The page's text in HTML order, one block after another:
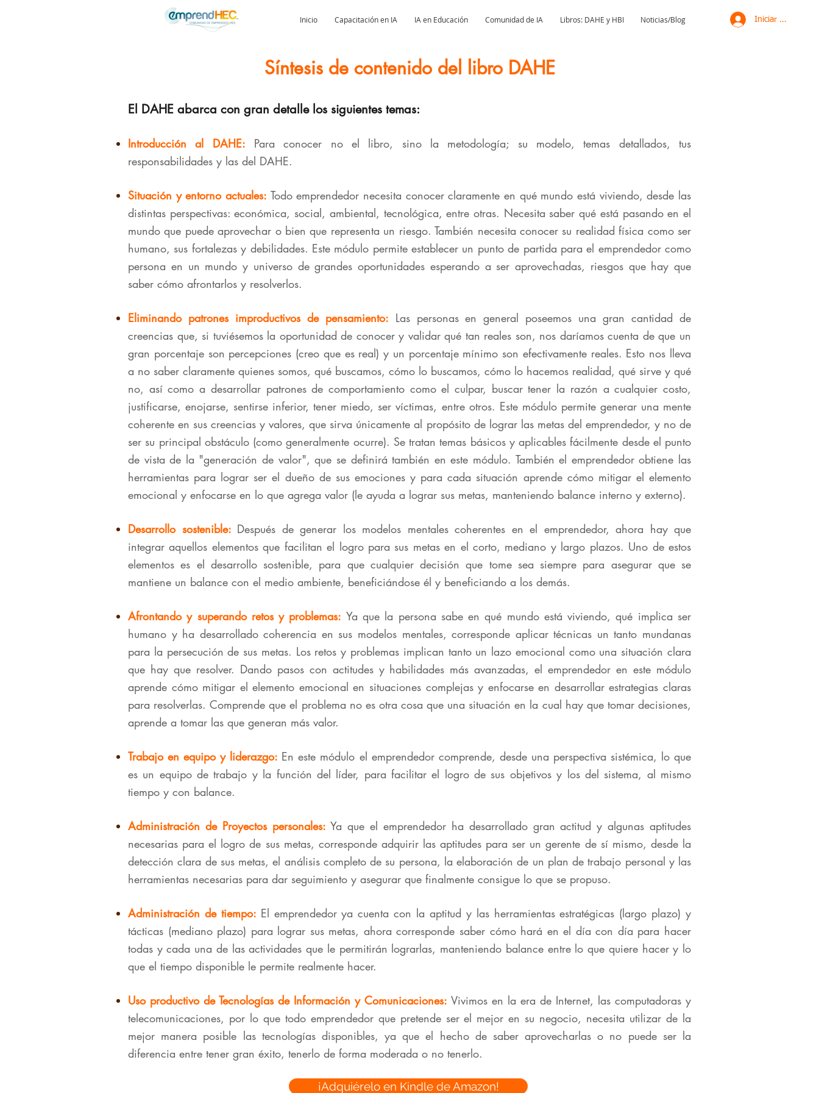
Inicio Capacitación en IA IA en Educación Comunidad de IA Libros: DAHE y HBI Noticias/Blog Iniciar sesión
Síntesis de contenido del libro DAHE
El DAHE abarca con gran detalle los siguientes temas:
Introducción al DAHE: Para conocer no el libro, sino la metodología; su modelo, temas detallados, tus
responsabilidades y las del DAHE.
Situación y entorno actuales: Todo emprendedor necesita conocer claramente en qué mundo está viviendo, desde las
distintas perspectivas: económica, social, ambiental, tecnológica, entre otras. Necesita saber qué está pasando en el
mundo que puede aprovechar o bien que representa un riesgo. También necesita conocer su realidad física como ser
humano, sus fortalezas y debilidades. Este módulo permite establecer un punto de partida para el emprendedor como
persona en un mundo y universo de grandes oportunidades esperando a ser aprovechadas, riesgos que hay que
saber cómo afrontarlos y resolverlos.
Eliminando patrones improductivos de pensamiento: Las personas en general poseemos una gran cantidad de
creencias que, si tuviésemos la oportunidad de conocer y validar qué tan reales son, nos daríamos cuenta de que un
gran porcentaje son percepciones (creo que es real) y un porcentaje mínimo son efectivamente reales. Esto nos lleva
a no saber claramente quienes somos, qué buscamos, cómo lo buscamos, cómo lo hacemos realidad, qué sirve y qué
no, así como a desarrollar patrones de comportamiento como el culpar, buscar tener la razón a cualquier costo,
justificarse, enojarse, sentirse inferior, tener miedo, ser víctimas, entre otros. Este módulo permite generar una mente
coherente en sus creencias y valores, que sirva únicamente al propósito de lograr las metas del emprendedor, y no de
ser su principal obstáculo (como generalmente ocurre). Se tratan temas básicos y aplicables fácilmente desde el punto
de vista de la "generación de valor", que se definirá también en este módulo. También el emprendedor obtiene las
herramientas para lograr ser el dueño de sus emociones y para cada situación aprende cómo mitigar el elemento
emocional y enfocarse en lo que agrega valor (le ayuda a lograr sus metas, manteniendo balance interno y externo).
Desarrollo sostenible: Después de generar los modelos mentales coherentes en el emprendedor, ahora hay que
integrar aquellos elementos que facilitan el logro para sus metas en el corto, mediano y largo plazos. Uno de estos
elementos es el desarrollo sostenible, para que cualquier decisión que tome sea siempre para asegurar que se
mantiene un balance con el medio ambiente, beneficiándose él y beneficiando a los demás.
Afrontando y superando retos y problemas: Ya que la persona sabe en qué mundo está viviendo, qué implica ser
humano y ha desarrollado coherencia en sus modelos mentales, corresponde aplicar técnicas un tanto mundanas
para la persecución de sus metas. Los retos y problemas implican tanto un lazo emocional como una situación clara
que hay que resolver. Dando pasos con actitudes y habilidades más avanzadas, el emprendedor en este módulo
aprende cómo mitigar el elemento emocional en situaciones complejas y enfocarse en desarrollar estrategias claras
para resolverlas. Comprende que el problema no es otra cosa que una situación en la cual hay que tomar decisiones,
aprende a tomar las que generan más valor.
Trabajo en equipo y liderazgo: En este módulo el emprendedor comprende, desde una perspectiva sistémica, lo que
es un equipo de trabajo y la función del líder, para facilitar el logro de sus objetivos y los del sistema, al mismo
tiempo y con balance.
Administración de Proyectos personales: Ya que el emprendedor ha desarrollado gran actitud y algunas aptitudes
necesarias para el logro de sus metas, corresponde adquirir las aptitudes para ser un gerente de sí mismo, desde la
detección clara de sus metas, el análisis completo de su persona, la elaboración de un plan de trabajo personal y las
herramientas necesarias para dar seguimiento y asegurar que finalmente consigue lo que se propuso.
Administración de tiempo: El emprendedor ya cuenta con la aptitud y las herramientas estratégicas (largo plazo) y
tácticas (mediano plazo) para lograr sus metas, ahora corresponde saber cómo hará en el día con día para hacer
todas y cada una de las actividades que le permitirán lograrlas, manteniendo balance entre lo que quiere hacer y lo
que el tiempo disponible le permite realmente hacer.
Uso productivo de Tecnologías de Información y Comunicaciones: Vivimos en la era de Internet, las computadoras y
telecomunicaciones, por lo que todo emprendedor que pretende ser el mejor en su negocio, necesita utilizar de la
mejor manera posible las tecnologías disponibles, ya que el hecho de saber aprovecharlas o no puede ser la
diferencia entre tener gran éxito, tenerlo de forma moderada o no tenerlo.
¡Adquiérelo en Kindle de Amazon!